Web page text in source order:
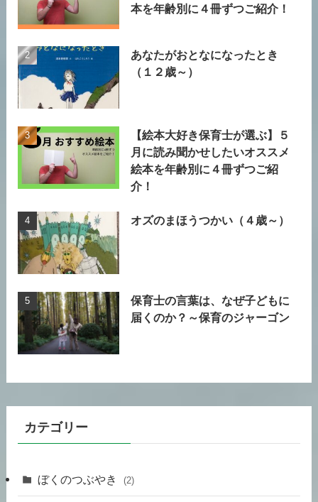
本を年齢別に４冊ずつご紹介！
あなたがおとなになったとき
（１２歳～）
【絵本大好き保育士が選ぶ】５
月に読み聞かせしたいオススメ
絵本を年齢別に４冊ずつご紹
介！
オズのまほうつかい（４歳～）
保育士の言葉は、なぜ子どもに
届くのか？～保育のジャーゴン
カテゴリー
ぼくのつぶやき (2)